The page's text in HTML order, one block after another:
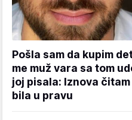
Pošla sam da kupim
me muž vara sa tom
joj pisala: Iznova
bila u pravu